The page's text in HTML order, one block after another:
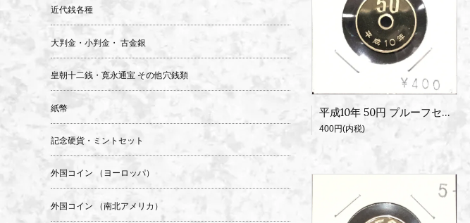
平成10年 50円 プルーフセット出し
400円(内税)
近代銭各種
大判金・小判金・ 古金銀
皇朝十二銭・寛永通宝 その他穴銭類
紙幣
記念硬貨・ミントセット
外国コイン （ヨーロッパ）
外国コイン （南北アメリカ）